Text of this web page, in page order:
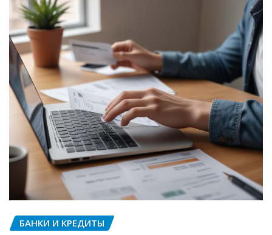
БАНКИ И КРЕДИТЫ